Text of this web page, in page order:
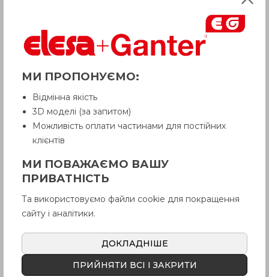
МИ ПРОПОНУЄМО:
Відмінна якість
3D моделі (за запитом)
Можливість оплати частинами для постійних
клієнтів
МИ ПОВАЖАЄМО ВАШУ
ПРИВАТНІСТЬ
Та використовуємо файли cookie для покращення
сайту і аналітики.
ДОКЛАДНІШЕ
ПРИЙНЯТИ ВСІ І ЗАКРИТИ